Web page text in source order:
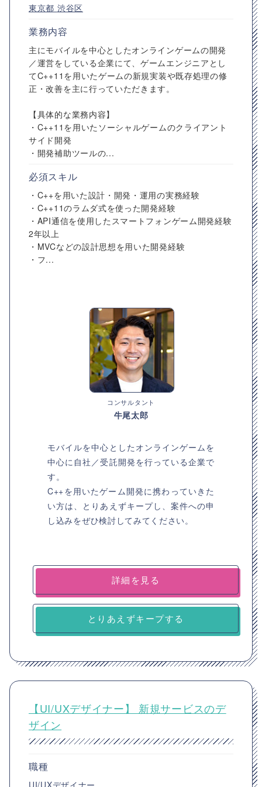
東京都 渋谷区
業務内容
主にモバイルを中心としたオンラインゲームの開発
／運営をしている企業にて、ゲームエンジニアとし
てC++11を用いたゲームの新規実装や既存処理の修
正・改善を主に行っていただきます。
【具体的な業務内容】
・C++11を用いたソーシャルゲームのクライアント
サイド開発
・開発補助ツールの...
必須スキル
・C++を用いた設計・開発・運用の実務経験
・C++11のラムダ式を使った開発経験
・API通信を使用したスマートフォンゲーム開発経験
2年以上
・MVCなどの設計思想を用いた開発経験
・フ...
コンサルタント
牛尾太郎
モバイルを中心としたオンラインゲームを
中心に自社／受託開発を行っている企業で
す。
C++を用いたゲーム開発に携わっていきた
い方は、とりあえずキープし、案件への申
し込みをぜひ検討してみてください。
詳細を見る
とりあえずキープする
【UI/UXデザイナー】 新規サービスのデ
ザイン
職種
UI/UXデザイナー